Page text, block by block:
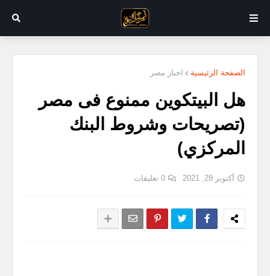
الصفحة الرئيسية اخبار مصر
هل البيتكوين ممنوع فى مصر
(تصريحات وشروط البنك
المركزي)
أكتوبر 28, 2021 0 تعليقات